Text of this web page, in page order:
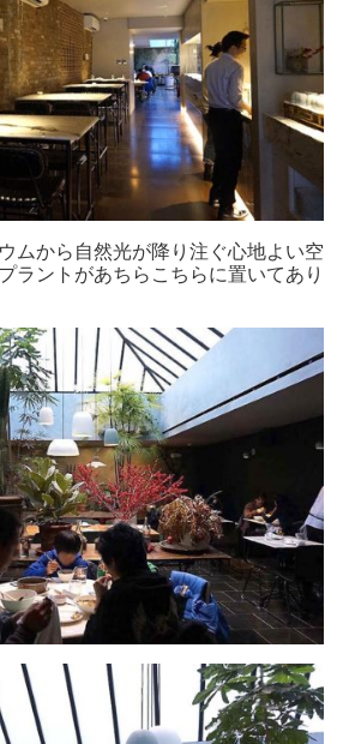
ムから自然光が降り注ぐ心地よい空
ラントがあちらこちらに置いてあり